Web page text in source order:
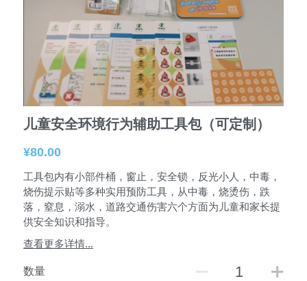
儿童安全环境行为辅助工具包（可定制）
¥80.00
工具包内有小部件桶，窗止，安全锁，反光小人，中毒，
烧伤提示贴等多种实用预防工具，从中毒，烧烫伤，跌
落，窒息，溺水，道路交通伤害六个方面为儿童和家长提
供安全知识和指导。
查看更多详情...
数量